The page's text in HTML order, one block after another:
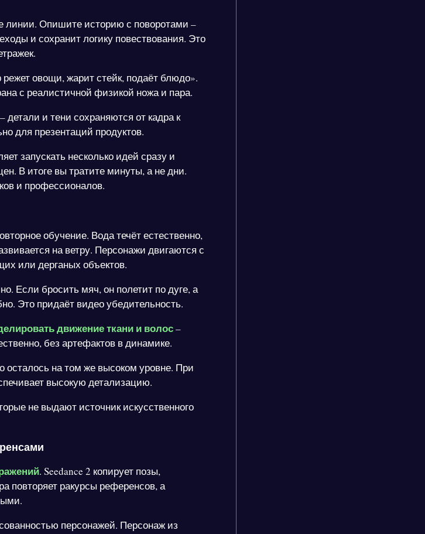
Опишите историю с поворотами –
и сохранит логику повествования. Это
овощи, жарит стейк, подаёт блюдо».
с реалистичной физикой ножа и пара.
детали и тени сохраняются от кадра к
для презентаций продуктов.
запускать несколько идей сразу и
В итоге вы тратите минуты, а не дни.
и профессионалов.
обучение. Вода течёт естественно,
на ветру. Персонажи двигаются с
или дерганых объектов.
Если бросить мяч, он полетит по дуге, а
Это придаёт видео убедительность.
движение ткани и волос–
без артефактов в динамике.
осталось на том же высоком уровне. При
высокую детализацию.
не выдают источник искусственного
. Seedance 2 копирует позы,
повторяет ракурсы референсов, а
персонажей. Персонаж из